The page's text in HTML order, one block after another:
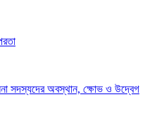
সদস্যদের অবস্থান, ক্ষোভ ও উদ্বেগ